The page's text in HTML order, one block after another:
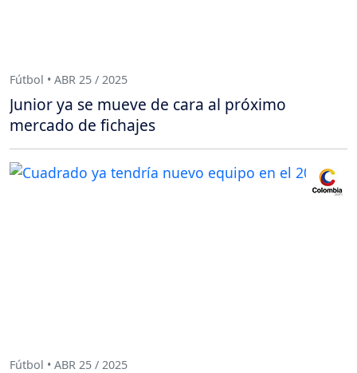
Fútbol • ABR 25 / 2025
Junior ya se mueve de cara al próximo
mercado de fichajes
Fútbol • ABR 25 / 2025